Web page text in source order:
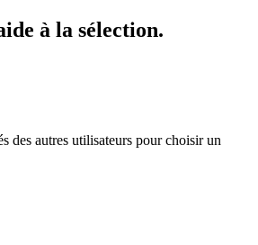
à la sélection.
des autres utilisateurs pour choisir un